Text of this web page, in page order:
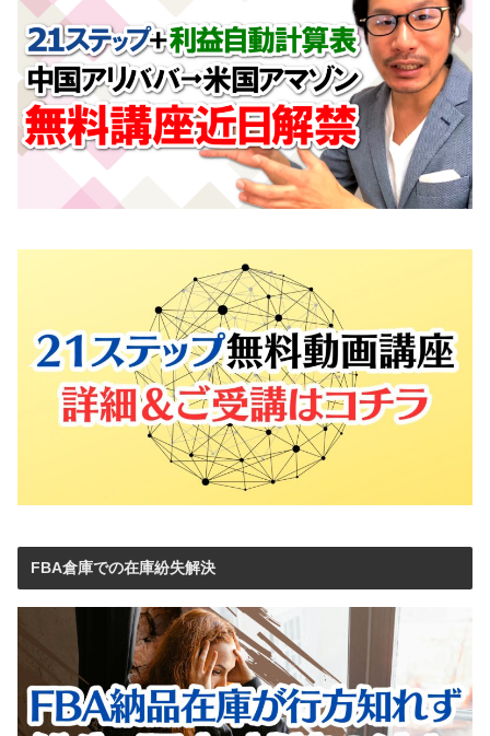
FBA倉庫での在庫紛失解決